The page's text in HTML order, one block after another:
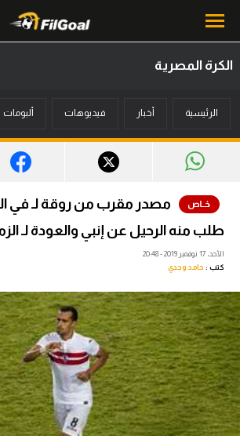
أخبار
ميركاتو
فانتازي في الجول
فيديوهات
عدسات
آراء حرة
ركن الألعاب
الكرة المصرية
الرئيسية أخبار فيديوهات ألبومات
مصدر مقرب من روقة لـ في
طلب منه الرحيل عن إنبي والعودة لـ
الأحد، 17 نوفمبر 2019 - 20:48
كتب : حامد وجدي